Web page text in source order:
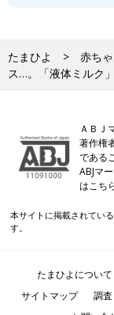
たまひよ 赤ち
ス…。「液体ミルク
ＡＢＪ
著作権
である
ABJマ
はこ
本サイトに掲載されてい
す。
たまひよについて
サイトマップ
調